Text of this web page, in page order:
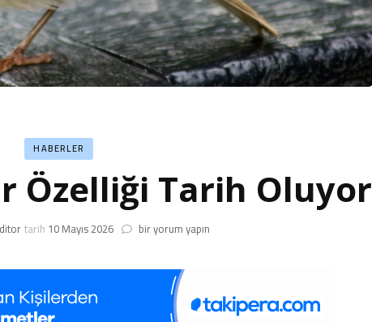
HABERLER
Özelliği Tarih Oluyor
tarih 10 Mayıs 2026 X’te
bir yorum yapın